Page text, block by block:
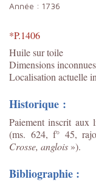
Année : 1736
*P.1406
Huile sur toile
Dimensions
Localisation actuelle
Historique :
Paiement inscrit aux
(ms. 624, f° 45,
Crosse, anglois »).
Bibliographie :